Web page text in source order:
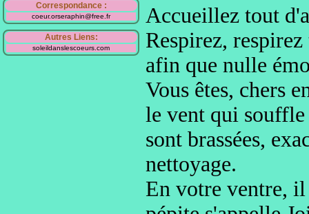
Correspondance :
coeur.orseraphin@free.fr
Autres Liens:
soleildanslescoeurs.com
Accueillez tout
Respirez,
afin que nulle
Vous êtes, chers
le vent qui
sont brassées,
nettoyage.
En votre ventre, il